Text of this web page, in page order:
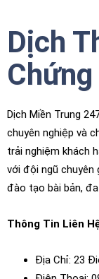
Dịch
Dịch Miền Trung
chuyên nghiệp và
trải nghiệm khách
với đội ngũ chuyên
đào tạo bài bản,
Thông Tin Liên
Địa Chỉ: 23